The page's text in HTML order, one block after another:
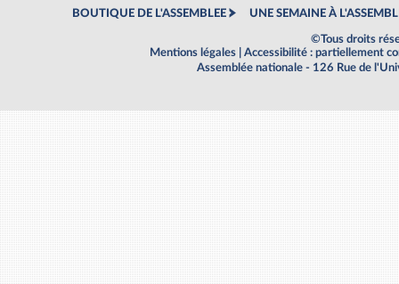
BOUTIQUE DE L'ASSEMBLEE UNE SEMAINE À
©Tous droits
Mentions légales
Accessibilité : partiellement
Assemblée nationale - 126 Rue de